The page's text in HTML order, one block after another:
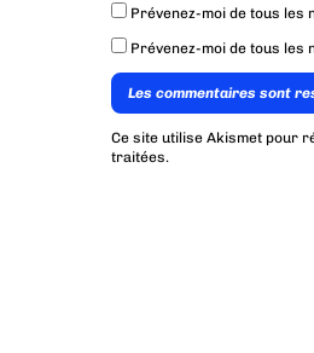
Prévenez-moi de tous les
Prévenez-moi de tous les
Les commentaires sont
Ce site utilise Akismet pour
traitées.